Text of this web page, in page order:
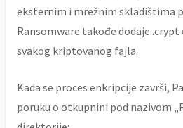
eksternim i mrežnim skladištima
Ransomware takođe dodaje
svakog kriptovanog fajla.
Kada se proces enkripcije završi,
poruku o otkupnini pod nazivom